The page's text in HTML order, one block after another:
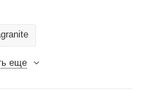
еще